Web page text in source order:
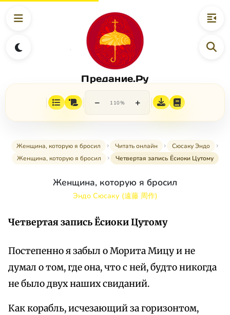
Предание.Ру
− 110% +
Женщина, которую я бросил Читать онлайн
Сюсаку Эндо
Женщина, которую я бросил
Четвертая запись Ёсиоки Цутому
Женщина, которую я бросил
Эндо Сюсаку (遠藤 周作)
Четвертая запись Ёсиоки Цутому
Постепенно я забыл о Морита Мицу и не
думал о том, где она, что с ней, будто никогда
не было двух наших свиданий.
Как корабль, исчезающий за горизонтом,